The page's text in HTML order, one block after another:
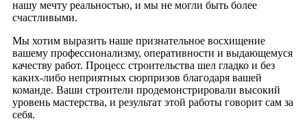
нашу мечту реальностью, и мы не могли быть более
счастливыми.
Мы хотим выразить наше признательное восхищение
вашему профессионализму, оперативности и выдающемуся
качеству работ. Процесс строительства шел гладко и без
каких-либо неприятных сюрпризов благодаря вашей
команде. Ваши строители продемонстрировали высокий
уровень мастерства, и результат этой работы говорит сам за
себя.